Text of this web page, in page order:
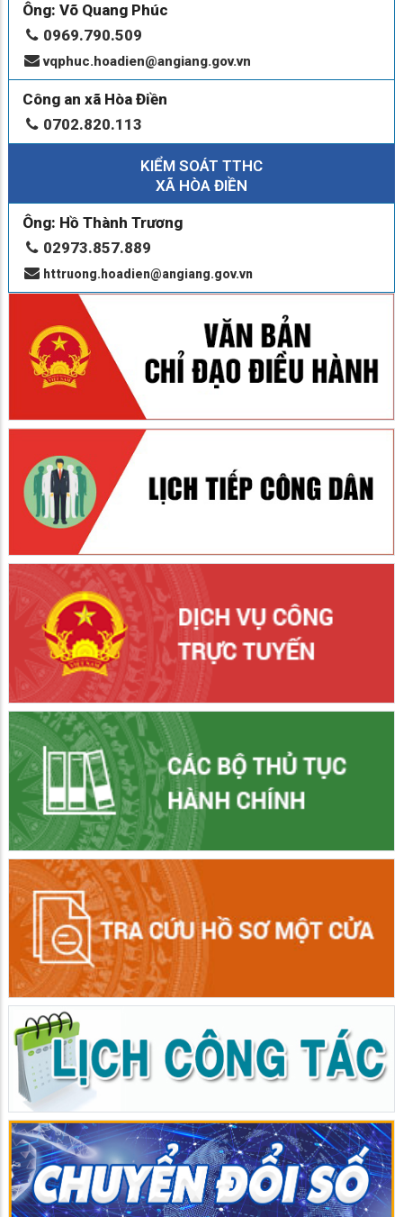
Ông: Võ Quang Phúc
0969.790.509
vqphuc.hoadien@angiang.gov.vn
Công an xã Hòa Điền
0702.820.113
KIỂM SOÁT TTHC
XÃ HÒA ĐIỀN
Ông: Hồ Thành Trương
02973.857.889
httruong.hoadien@angiang.gov.vn